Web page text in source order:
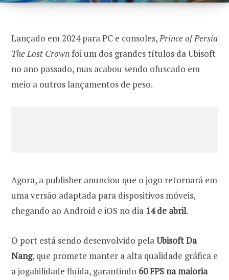
Lançado em 2024 para PC e consoles,Prince of Persia
The Lost Crownfoi um dos grandes títulos da Ubisoft
no ano passado, mas acabou sendo ofuscado em
meio a outros lançamentos de peso.
Agora, a publisher anunciou que o jogo retornará em
uma versão adaptada para dispositivos móveis,
chegando ao Android e iOS no dia 14 de abril.
O port está sendo desenvolvido pelaUbisoft Da
Nang, que promete manter a alta qualidade gráfica e
a jogabilidade fluida, garantindo 60 FPS na maioria